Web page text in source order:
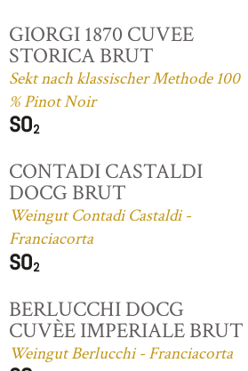
GIORGI 1870 CUVEE
STORICA BRUT
Sekt nach klassischer Methode 100
% Pinot Noir
CONTADI CASTALDI
DOCG BRUT
Weingut Contadi Castaldi -
Franciacorta
BERLUCCHI DOCG
CUVÈE IMPERIALE BRUT
Weingut Berlucchi - Franciacorta